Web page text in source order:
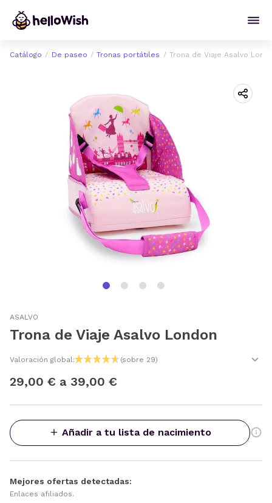
Catálogo De paseo Tronas portátiles Trona de Viaje Asalvo
ASALVO
Trona de Viaje Asalvo London
Valoración global: (sobre 29)
29,00 € a 39,00 €
Añadir a tu lista de nacimiento
Mejores ofertas detectadas:
Enlaces afiliados.